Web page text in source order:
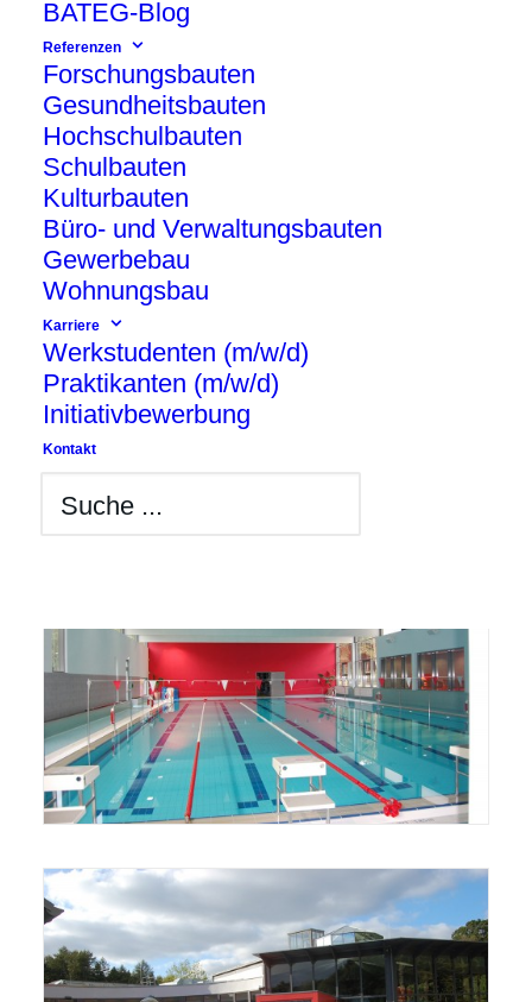
BATEG-Blog
Referenzen
Forschungsbauten
Gesundheitsbauten
Hochschulbauten
Schulbauten
Kulturbauten
Büro- und Verwaltungsbauten
Gewerbebau
Wohnungsbau
Karriere
Werkstudenten (m/w/d)
Praktikanten (m/w/d)
Initiativbewerbung
Kontakt
Neubau eines Thermalbadkomplex im
Kreis Schleswig-Flensburg geprägt durch
einen runden Hauptkörper mit rundem
Becken. Der architektonische Einsatz von
Glaselementen in der Dachkonstruktion
schafft eine lichtdurchflutete Bade- und